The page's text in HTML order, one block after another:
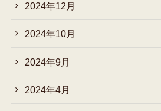
2024年12月
2024年10月
2024年9月
2024年4月